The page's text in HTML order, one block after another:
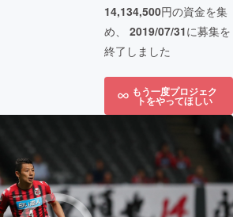
14,134,500円の資金を集
め、 2019/07/31に募集を
終了しました
もう一度プロジェク
トをやってほしい